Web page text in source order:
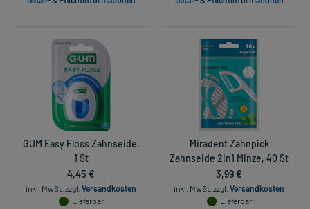
GUM Easy Floss Zahnseide,
1 St
4,45 €
inkl. MwSt. zzgl. Versandkosten
Lieferbar
Miradent Zahnpick
Zahnseide 2in1 Minze, 40 St
3,99 €
inkl. MwSt. zzgl. Versandkosten
Lieferbar